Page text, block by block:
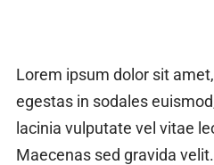
Lorem ipsum dolor sit
egestas in sodales
lacinia vulputate vel vitae
Maecenas sed gravida